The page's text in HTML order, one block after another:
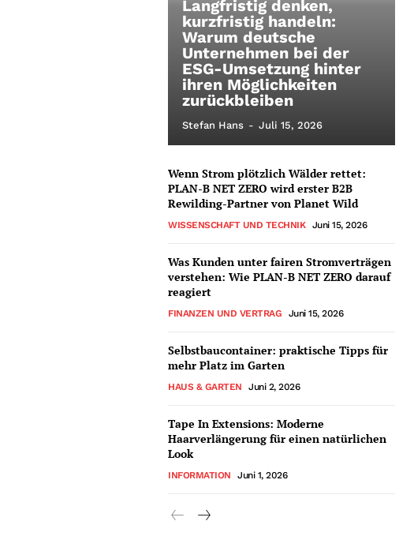
Langfristig denken,
kurzfristig handeln:
Warum deutsche
Unternehmen bei der
ESG-Umsetzung hinter
ihren Möglichkeiten
zurückbleiben
Stefan Hans - Juli 15, 2026
Wenn Strom plötzlich Wälder rettet:
PLAN-B NET ZERO wird erster B2B
Rewilding-Partner von Planet Wild
WISSENSCHAFT UND TECHNIK Juni 15, 2026
Was Kunden unter fairen Stromverträgen
verstehen: Wie PLAN-B NET ZERO darauf
reagiert
FINANZEN UND VERTRAG Juni 15, 2026
Selbstbaucontainer: praktische Tipps für
mehr Platz im Garten
HAUS & GARTEN Juni 2, 2026
Tape In Extensions: Moderne
Haarverlängerung für einen natürlichen
Look
INFORMATION Juni 1, 2026